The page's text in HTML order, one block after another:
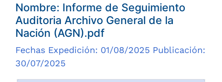
Nombre: Informe de Seguimiento
Auditoria Archivo General de la
Nación (AGN).pdf
Fechas Expedición: 01/08/2025 Publicación:
30/07/2025